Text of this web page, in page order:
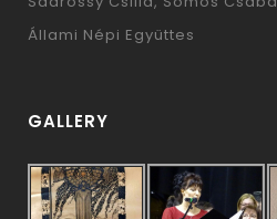
Állami Népi Együttes
GALLERY